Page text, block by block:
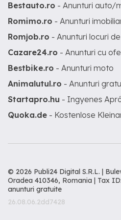
Bestauto.ro - Anunturi auto/
Romimo.ro - Anunturi
Romjob.ro - Anunturi locuri
Cazare24.ro - Anunturi cu
Bestbike.ro - Anunturi moto
Animalutul.ro - Anunturi
Startapro.hu - Ingyenes
Quoka.de - Kostenlose
© 2026 Publi24 Digital S.R.L. |
Oradea 410346, Romania | Tax
anunturi gratuite
26.08.06.2dd7428